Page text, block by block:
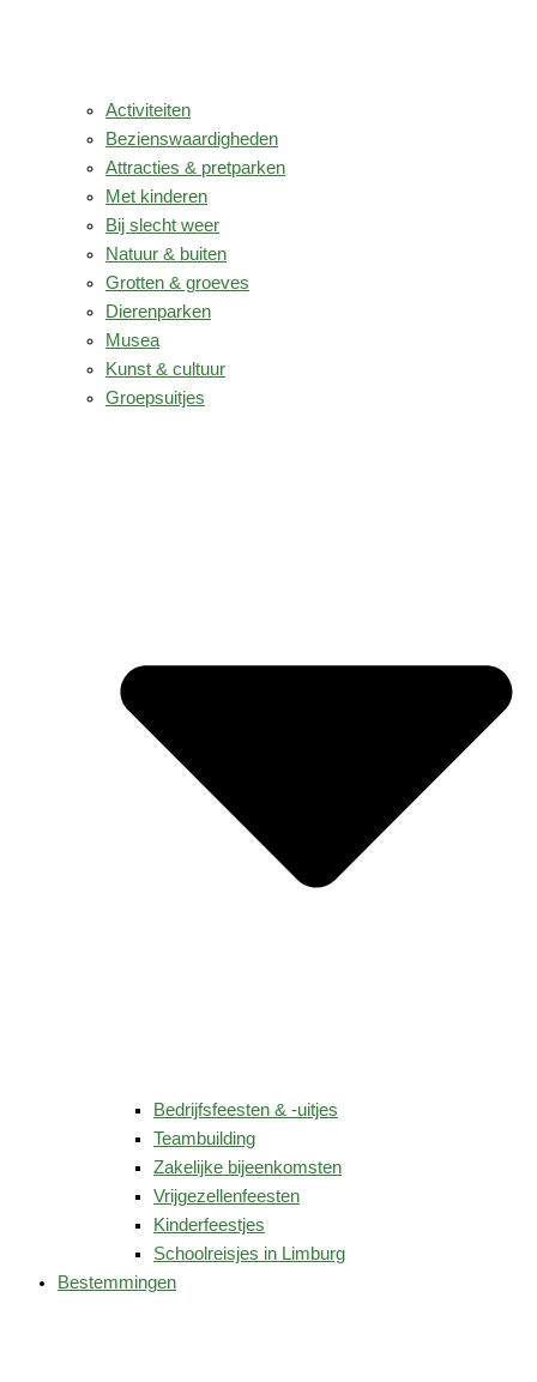
Activiteiten
Bezienswaardigheden
Attracties & pretparken
Met kinderen
Bij slecht weer
Natuur & buiten
Grotten & groeves
Dierenparken
Musea
Kunst & cultuur
Groepsuitjes
Bedrijfsfeesten & -uitjes
Teambuilding
Zakelijke bijeenkomsten
Vrijgezellenfeesten
Kinderfeestjes
Schoolreisjes in Limburg
Bestemmingen